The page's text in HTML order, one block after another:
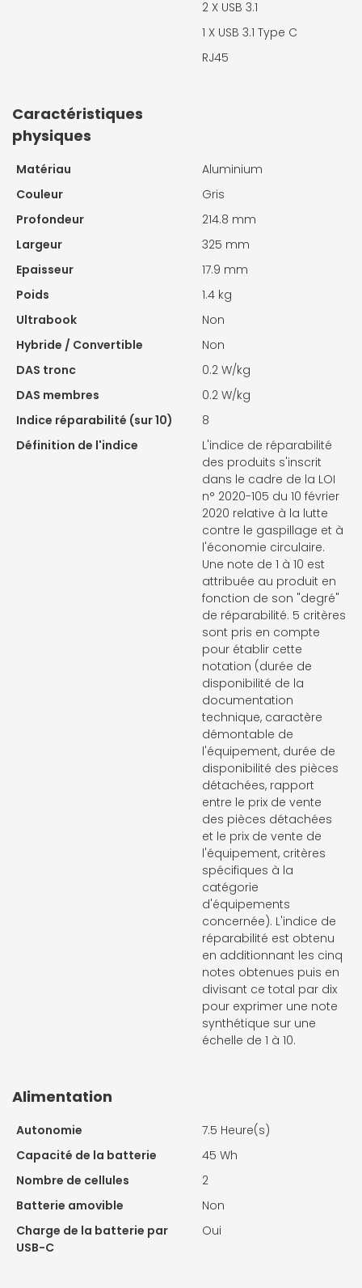
2 X USB 3.1
1 X USB 3.1 Type C
RJ45
Caractéristiques
physiques
Matériau
Aluminium
Couleur
Gris
Profondeur
214.8 mm
Largeur
325 mm
Epaisseur
17.9 mm
Poids
1.4 kg
Ultrabook
Non
Hybride / Convertible
Non
DAS tronc
0.2 W/kg
DAS membres
0.2 W/kg
Indice réparabilité (sur 10)
8
Définition de l'indice
L'indice de réparabilité
des produits s'inscrit
dans le cadre de la LOI
n° 2020-105 du 10 février
2020 relative à la lutte
contre le gaspillage et à
l'économie circulaire.
Une note de 1 à 10 est
attribuée au produit en
fonction de son "degré"
de réparabilité. 5 critères
sont pris en compte
pour établir cette
notation (durée de
disponibilité de la
documentation
technique, caractère
démontable de
l'équipement, durée de
disponibilité des pièces
détachées, rapport
entre le prix de vente
des pièces détachées
et le prix de vente de
l'équipement, critères
spécifiques à la
catégorie
d'équipements
concernée). L'indice de
réparabilité est obtenu
en additionnant les cinq
notes obtenues puis en
divisant ce total par dix
pour exprimer une note
synthétique sur une
échelle de 1 à 10.
Alimentation
Autonomie
7.5 Heure(s)
Capacité de la batterie
45 Wh
Nombre de cellules
2
Batterie amovible
Non
Charge de la batterie par
USB-C
Oui